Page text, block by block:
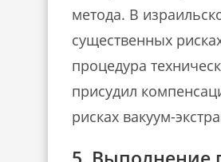
метода. В
существенных
процедура
присудил
рисках вакуум-